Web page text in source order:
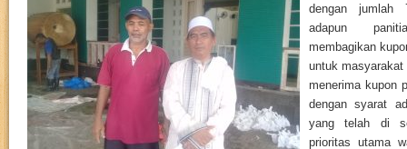
dengan jumlah
adapun
membagikan
untuk
menerima kupon
dengan syarat
yang telah di
prioritas utama